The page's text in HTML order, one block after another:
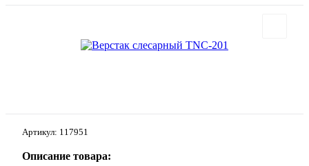
Артикул: 117951
Описание товара: